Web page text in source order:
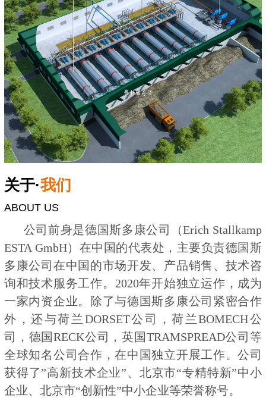
关于·我们
ABOUT US
公司前身是德国斯多康公司（Erich Stallkamp
ESTA GmbH）在中国的代表处，主要负责德国斯
多康公司在中国的市场开发、产品销售、技术咨
询和技术服务工作。2020年开始独立运作，成为
一家内资企业。除了与德国斯多康公司紧密合作
外，还与荷兰DORSET公司，荷兰BOMECH公
司，德国RECK公司，英国TRAMSPREAD公司等
全球知名公司合作，在中国独立开展工作。公司
获得了”高新技术企业”、北京市“专精特新”中小
企业、北京市“创新性”中小企业等荣誉称号。